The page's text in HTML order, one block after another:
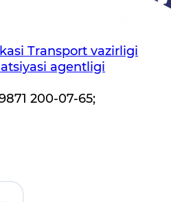
Transport vazirligi
agentligi
200-07-65;